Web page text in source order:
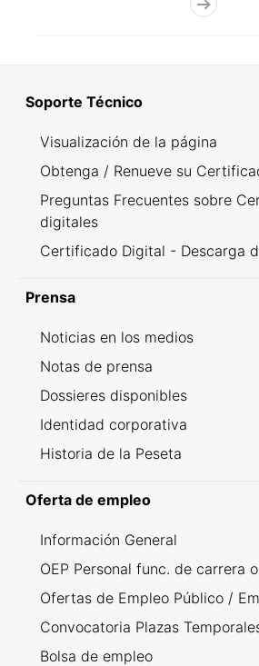
Soporte Técnico
Visualización de la página
Obtenga / Renueve su
Preguntas Frecuentes sobre
digitales
Certificado Digital - Descarga
Prensa
Noticias en los medios
Notas de prensa
Dossieres disponibles
Identidad corporativa
Historia de la Peseta
Oferta de empleo
Información General
OEP Personal func. de carrera
Ofertas de Empleo Público /
Convocatoria Plazas
Bolsa de empleo